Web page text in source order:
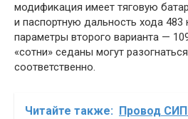
модификация имеет тяговую
и паспортную дальность хода 483
параметры второго варианта —
«сотни» седаны могут
соответственно.
Читайте также:
Провод СИП